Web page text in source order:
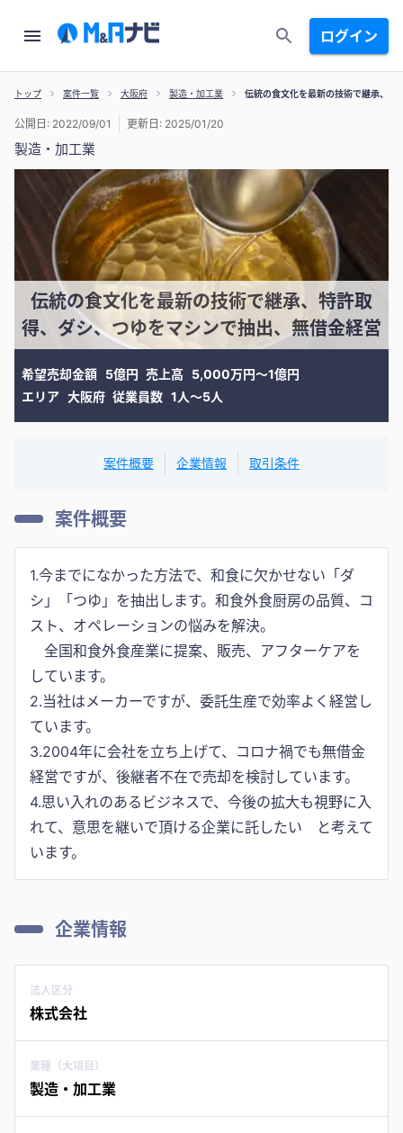
ログイン
トップ 案件一覧 大阪府 製造・加工業 伝統の食文化を最新の技術で継承、特
製造・加工業
公開日: 2022/09/01 更新日: 2025/01/20
伝統の食文化を最新の技術で継承、特許取
得、ダシ、つゆをマシンで抽出、無借金経営
希望売却金額 5億円 売上高
5,000万円〜1億円
エリア 大阪府 従業員数 1人〜5人
案件概要 企業情報 取引条件
案件概要
1.今までになかった方法で、和食に欠かせない「ダ
シ」「つゆ」を抽出します。和食外食厨房の品質、コ
スト、オペレーションの悩みを解決。
全国和食外食産業に提案、販売、アフターケアを
しています。
2.当社はメーカーですが、委託生産で効率よく経営し
ています。
3.2004年に会社を立ち上げて、コロナ禍でも無借金
経営ですが、後継者不在で売却を検討しています。
4.思い入れのあるビジネスで、今後の拡大も視野に入
れて、意思を継いで頂ける企業に託したい と考えて
います。
企業情報
法人区分
株式会社
業種（大項目）
製造・加工業